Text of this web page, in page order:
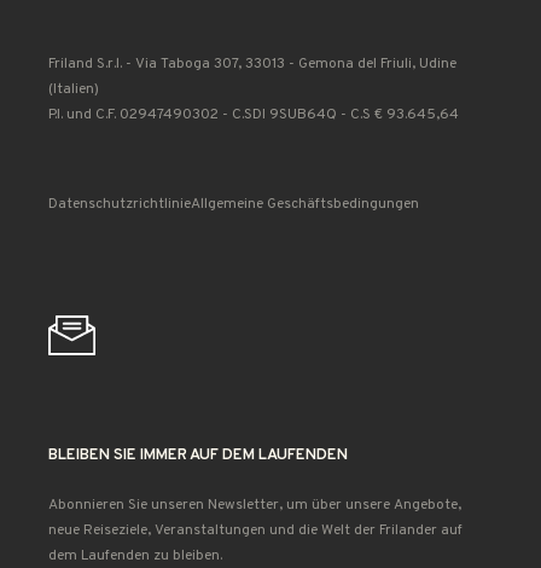
Friland S.r.l. - Via Taboga 307, 33013 - Gemona del Friuli, Udine
(Italien)
P.I. und C.F. 02947490302 - C.SDI 9SUB64Q - C.S € 93.645,64
DatenschutzrichtlinieAllgemeine Geschäftsbedingungen
BLEIBEN SIE IMMER AUF DEM LAUFENDEN
Abonnieren Sie unseren Newsletter, um über unsere Angebote,
neue Reiseziele, Veranstaltungen und die Welt der Frilander auf
dem Laufenden zu bleiben.